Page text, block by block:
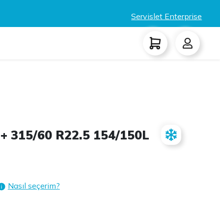
Servislet Enterprise
315/60 R22.5 154/150L
Nasıl seçerim?